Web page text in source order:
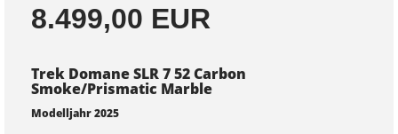
8.499,00 EUR
Trek Domane SLR 7 52 Carbon
Smoke/Prismatic Marble
Modelljahr 2025